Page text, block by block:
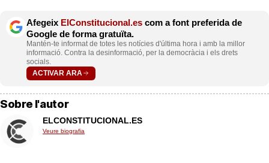
Afegeix ElConstitucional.es com a font preferida de
Google de forma gratuïta.
Mantén-te informat de totes les notícies d'última hora i amb la millor
informació. Contra la desinformació, per la democràcia i els drets
socials.
ACTIVAR ARA
Sobre l'autor
ELCONSTITUCIONAL.ES
Veure biografia